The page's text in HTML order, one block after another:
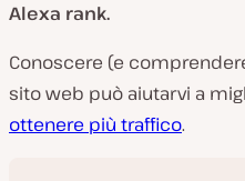
Alexa rank.
Conoscere (e
sito web può aiutarvi a
ottenere più traffico.